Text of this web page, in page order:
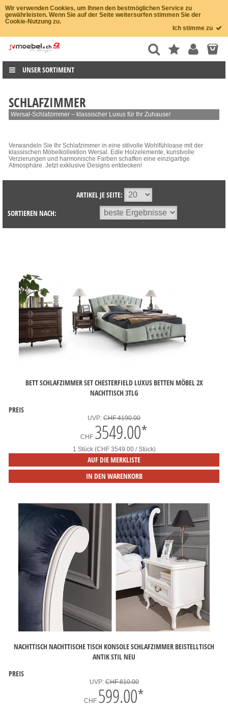
Wir verwenden Cookies, um Ihnen den bestmöglichen Service zu
gewährleisten. Wenn Sie auf der Seite weitersurfen stimmen Sie der
Cookie-Nutzung zu.
Ich stimme zu
UNSER SORTIMENT
SCHLAFZIMMER
Wersal-Schlafzimmer – klassischer Luxus für Ihr Zuhause!
Verwandeln Sie Ihr Schlafzimmer in eine stilvolle Wohlfühloase mit der
klassischen Möbelkollektion Wersal. Edle Holzelemente, kunstvolle
Verzierungen und harmonische Farben schaffen eine einzigartige
Atmosphäre. Jetzt exklusive Designs entdecken!
ARTIKEL JE SEITE:
SORTIEREN NACH:
BETT SCHLAFZIMMER SET CHESTERFIELD LUXUS BETTEN MÖBEL 2X
NACHTTISCH 3TLG
PREIS
UVP: CHF 4190.00
CHF 3549.00*
1 Stück (CHF 3549.00 / Stück)
AUF DIE MERKLISTE
IN DEN WARENKORB
NACHTTISCH NACHTTISCHE TISCH KONSOLE SCHLAFZIMMER BEISTELLTISCH
ANTIK STIL NEU
PREIS
UVP:CHF 810.00
CHF 599.00*